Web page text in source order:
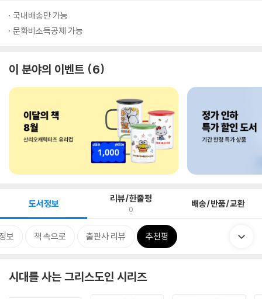
국내배송만 가능
문화비소득공제 가능
이 분야의 이벤트 6
도서정보 리뷰/한줄평
0 배송/반품/교환
보 책 속으로 출판사 리뷰 추천평
시대를 사는 그리스도인 시리즈